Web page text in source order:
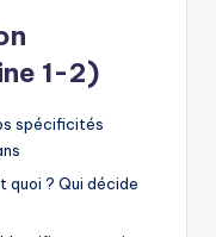
1-2)
spécificités
quoi ? Qui décide